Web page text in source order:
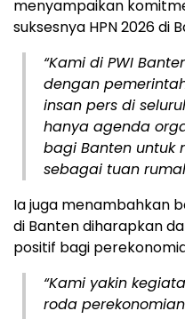
menyampaikan
suksesnya HPN 2026 di
“Kami di PWI
dengan
insan pers di
hanya agenda
bagi Banten untuk
sebagai tuan
Ia juga menambahkan
di Banten diharapkan
positif bagi
“Kami yakin
roda